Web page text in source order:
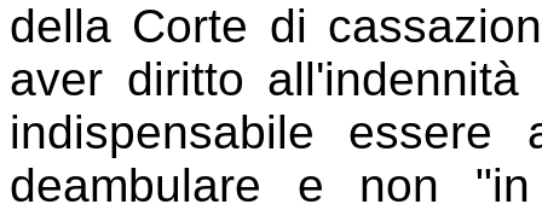
della Corte di
aver diritto
indispensabile
deambulare e non